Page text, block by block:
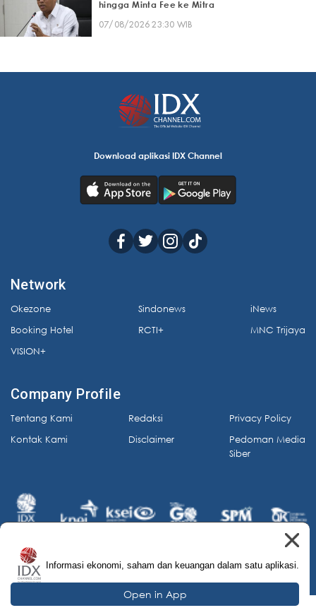
hingga Minta Fee ke Mitra
07/08/2026 23:30 WIB
Download aplikasi IDX Channel
Network
Okezone
Booking Hotel
VISION+
Sindonews
RCTI+
iNews
MNC Trijaya
Company Profile
Tentang Kami
Kontak Kami
Redaksi
Disclaimer
Privacy Policy
Pedoman Media
Siber
© 2026 IDX Channel. All Rights Reserved.
Informasi ekonomi, saham dan keuangan dalam satu aplikasi.
Open in App